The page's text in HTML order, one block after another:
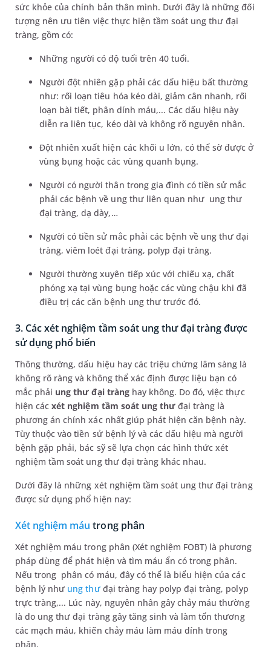
sức khỏe của chính bản thân mình. Dưới đây là những đối
tượng nên ưu tiên việc thực hiện tầm soát ung thư đại
tràng, gồm có:
Những người có độ tuổi trên 40 tuổi.
Người đột nhiên gặp phải các dấu hiệu bất thường
như: rối loạn tiêu hóa kéo dài, giảm cân nhanh, rối
loạn bài tiết, phân dính máu,... Các dấu hiệu này
diễn ra liên tục, kéo dài và không rõ nguyên nhân.
Đột nhiên xuất hiện các khối u lớn, có thể sờ được ở
vùng bụng hoặc các vùng quanh bụng.
Người có người thân trong gia đình có tiền sử mắc
phải các bệnh về ung thư liên quan như ung thư
đại tràng, dạ dày,…
Người có tiền sử mắc phải các bệnh về ung thư đại
tràng, viêm loét đại tràng, polyp đại tràng.
Người thường xuyên tiếp xúc với chiếu xạ, chất
phóng xạ tại vùng bụng hoặc các vùng chậu khi đã
điều trị các căn bệnh ung thư trước đó.
3. Các xét nghiệm tầm soát ung thư đại tràng được
sử dụng phổ biến
Thông thường, dấu hiệu hay các triệu chứng lâm sàng là
không rõ ràng và không thể xác định được liệu bạn có
mắc phải ung thư đại trànghay không. Do đó, việc thực
hiện cácxét nghiệm tầm soát ung thưđại tràng là
phương án chính xác nhất giúp phát hiện căn bệnh này.
Tùy thuộc vào tiền sử bệnh lý và các dấu hiệu mà người
bệnh gặp phải, bác sỹ sẽ lựa chọn các hình thức xét
nghiệm tầm soát ung thư đại tràng khác nhau.
Dưới đây là những xét nghiệm tầm soát ung thư đại tràng
được sử dụng phổ hiện nay:
Xét nghiệm máu trong phân
Xét nghiệm máu trong phân (Xét nghiệm FOBT) là phương
pháp dùng để phát hiện và tìm máu ẩn có trong phân.
Nếu trong phân có máu, đây có thể là biểu hiện của các
bệnh lý như ung thưđại tràng hay polyp đại tràng, polyp
trực tràng,... Lúc này, nguyên nhân gây chảy máu thường
là do ung thư đại tràng gây tăng sinh và làm tổn thương
các mạch máu, khiến chảy máu làm máu dính trong
phân.